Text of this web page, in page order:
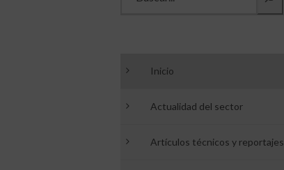
Inicio
Actualidad del sector
Artículos técnicos y reportajes